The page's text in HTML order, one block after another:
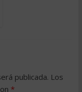
publicada. Los
*